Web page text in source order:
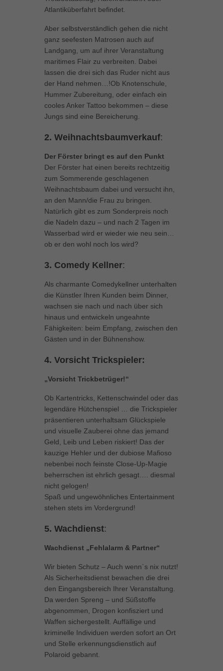
Atlantiküberfahrt befindet.
Aber selbstverständlich gehen die nicht
ganz seefesten Matrosen auch auf
Landgang, um auf ihrer Veranstaltung
maritimes Flair zu verbreiten. Dabei
lassen die drei sich das Ruder nicht aus
der Hand nehmen…!Ob Knotenschule,
Hummer Zubereitung, oder einfach ein
cooles Anker Tattoo bekommen – diese
Jungs sind eine Bereicherung.
2. Weihnachtsbaumverkauf:
Der Förster bringt es auf den Punkt
Der Förster hat einen bereits rechtzeitig
zum Sommerende geschlagenen
Weihnachtsbaum dabei und versucht ihn,
an den Mann/die Frau zu bringen.
Natürlich gibt es zum Sonderpreis noch
die Nadeln dazu – und nach 2 Tagen im
Wasserbad wird er wieder wie neu sein…
ob er den wohl noch los wird?
3. Comedy Kellner:
Als charmante Comedykellner unterhalten
die Künstler Ihren Kunden beim Dinner,
wachsen sie nach und nach über sich
hinaus und entwickeln ungeahnte
Fähigkeiten: beim Empfang, zwischen den
Gästen und in der Bühnenshow.
4. Vorsicht Trickspieler:
„Vorsicht Trickbetrüger!“
Ob Kartentricks, Kettenschwindel oder das
legendäre Hütchenspiel … die Trickspieler
präsentieren unterhaltsam Glückspiele
und visuelle Zauberei ohne das jemand
Geld, Leib und Leben riskiert! Das der
kauzige Hehler und der dubiose Mafioso
nebenbei noch feinste Close-Up-Magie
beherrschen ist ehrlich gesagt…. diesmal
nicht gelogen!
Spaß und ungewöhnliches Entertainment
stehen stets im Vordergrund!
5. Wachdienst:
Wachdienst „Fehlalarm & Partner“
Wir bieten Schutz – Auch wenn`s nix nutzt!
Als Sicherheitsdienst bewachen die drei
den Eingangsbereich Ihrer Veranstaltung.
Da werden Spreng – und Süßstoffe
abgenommen, Drogen konfisziert und
Waffen sichergestellt. Auffällige und
kriminelle Individuen werden sofort an Ort
und Stelle erkennungsdienstlich auf
Polaroid gebannt.
können Ihre Einwilligung zu ganzen Kategorien geben oder sich
Cookies auswählen.
Alle akzeptieren Speichern
Zurück
Datenschutzeinstellungen
Essenziell (1)
Essenzielle Cookies ermöglichen grundlegende Funktionen und sind für
die einwandfreie Funktion der Website erforderlich.
Marketing-Cookies werden von Drittanbietern oder Publishern verwendet,
um personalisierte Werbung anzuzeigen. Sie tun dies, indem sie
Besucher über Websites hinweg verfolgen.
Cookie-Informationen anzeigen
Externe Medien (5)
Inhalte von Videoplattformen und Social-Media-Plattformen werden
standardmäßig blockiert. Wenn Cookies von externen Medien akzeptiert